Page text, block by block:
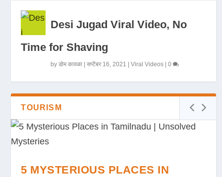
Desi Jugad Viral Video, No
Time for Shaving
byडोम कावळा |सप्टेंबर 16, 2021 |Viral Videos |0
TOURISM
5 MYSTERIOUS PLACES IN